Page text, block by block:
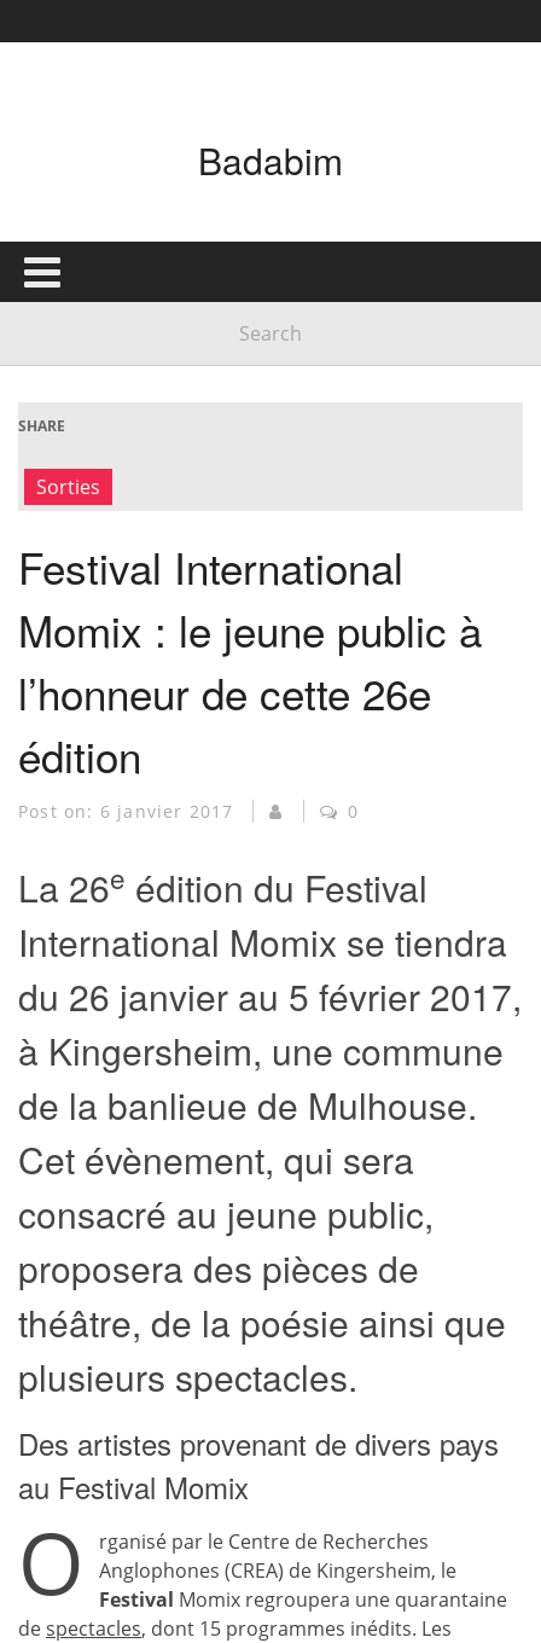
Badabim
SHARE
Sorties
Festival International
Momix : le jeune public à
l’honneur de cette 26e
édition
Post on: 6 janvier 2017 0
La 26e édition du Festival
International Momix se tiendra
du 26 janvier au 5 février 2017,
à Kingersheim, une commune
de la banlieue de Mulhouse.
Cet évènement, qui sera
consacré au jeune public,
proposera des pièces de
théâtre, de la poésie ainsi que
plusieurs spectacles.
Des artistes provenant de divers pays
au Festival Momix
O
rganisé par le Centre de Recherches
Anglophones (CREA) de Kingersheim, le
Festival Momix regroupera une quarantaine
despectacles, dont 15 programmes inédits. Les